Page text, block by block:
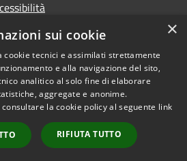
Copyright © 2026 • Comune di
Bardolino • Powered by
Municipium•
Accesso
redazione
×
sui cookie
cookie tecnici e assimilati strettamente
e alla navigazione del sito,
analitico al solo fine di elaborare
aggregate e anonime.
la cookie policy al seguente link
RIFIUTA TUTTO